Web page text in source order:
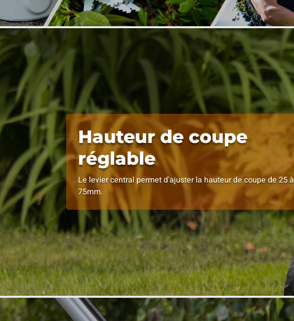
Hauteur de coupe
réglable
Le levier central permet d'ajuster la hauteur de coupe de 25 à
75mm.